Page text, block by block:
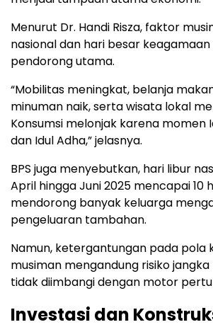
Menurut Dr. Handi Risza, faktor
nasional dan hari besar
pendorong utama.
“Mobilitas meningkat, belanja
minuman naik, serta wisata lokal
Konsumsi melonjak karena momen
dan Idul Adha,” jelasnya.
BPS juga menyebutkan, hari libur
April hingga Juni 2025 mencapai 10
mendorong banyak keluarga
pengeluaran tambahan.
Namun, ketergantungan pada pola
musiman mengandung risiko
tidak diimbangi dengan motor
Investasi dan